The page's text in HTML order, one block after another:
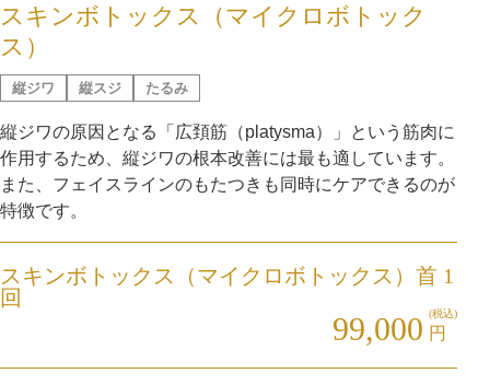
スキンボトックス（マイクロボトック
ス）
縦ジワ 縦スジ たるみ
縦ジワの原因となる「広頚筋（platysma）」という筋肉に
作用するため、縦ジワの根本改善には最も適しています。
また、フェイスラインのもたつきも同時にケアできるのが
特徴です。
スキンボトックス（マイクロボトックス）首 1
回
99,000 (税込)
円